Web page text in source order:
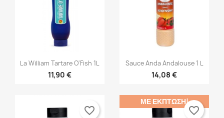
Γρήγορη προβολή
La William Tartare O'Fish 1L
11,90 €
Γρήγορη προβολή
Sauce Anda Andalouse 1 L
14,08 €
favorite_border
ΜΕ ΈΚΠΤΩΣΗ!
favorite_border